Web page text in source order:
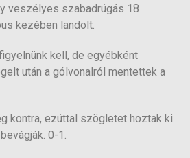
veszélyes szabadrúgás 18
kezében landolt.
kell, de egyébként
után a gólvonalról mentettek a
kontra, ezúttal szögletet hoztak ki
0-1.